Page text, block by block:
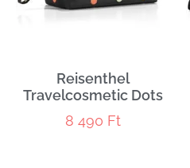
Reisenthel
Travelcosmetic Dots
8 490 Ft